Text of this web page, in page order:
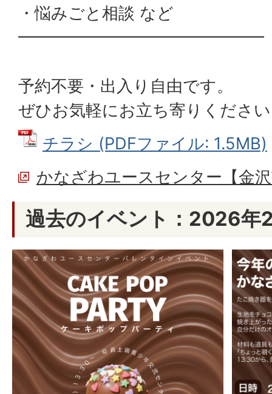
・悩みごと相談 など
━━━━━━━━━━━━━━━
予約不要・出入り自由です。
ぜひお気軽にお立ち寄りくださ
チラシ (PDFファイル: 1.5MB)
かなざわユースセンター【金
過去のイベント：2026年